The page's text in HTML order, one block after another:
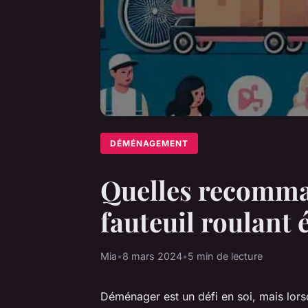
DÉMÉNAGEMENT
Quelles
fauteuil roulant
Mia•8 mars 2024•5 min de lecture
Déménager est un défi en soi, mais